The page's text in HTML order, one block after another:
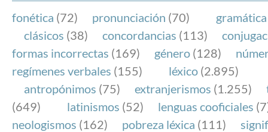
fonética (72) pronunciación (70) gramática
clásicos (38) concordancias (113)
formas incorrectas (169) género (128)
regímenes verbales (155) léxico (2.895)
antropónimos (75) extranjerismos (1.255)
(649)
latinismos (52) lenguas cooficiales
neologismos (162) pobreza léxica (111)